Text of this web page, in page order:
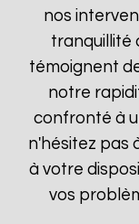
nos
tranquillité
témoignent
notre
confronté à
n'hésitez pas
à votre
vos